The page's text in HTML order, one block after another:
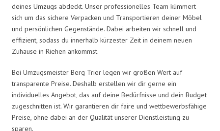
deines Umzugs abdeckt. Unser professionelles Team kümmert
sich um das sichere Verpacken und Transportieren deiner Möbel
und persönlichen Gegenstände. Dabei arbeiten wir schnell und
effizient, sodass du innerhalb kürzester Zeit in deinem neuen
Zuhause in Riehen ankommst.
Bei Umzugsmeister Berg Trier legen wir großen Wert auf
transparente Preise. Deshalb erstellen wir dir gerne ein
individuelles Angebot, das auf deine Bedürfnisse und dein Budget
zugeschnitten ist. Wir garantieren dir faire und wettbewerbsfähige
Preise, ohne dabei an der Qualität unserer Dienstleistung zu
sparen.